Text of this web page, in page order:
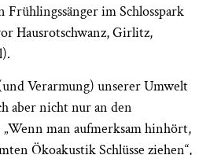
im Schlosspark
Hausrotschwanz, Girlitz,
Verarmung) unserer Umwelt
aber nicht nur an den
„Wenn man aufmerksam hinhört,
Ökoakustik Schlüsse ziehen“,